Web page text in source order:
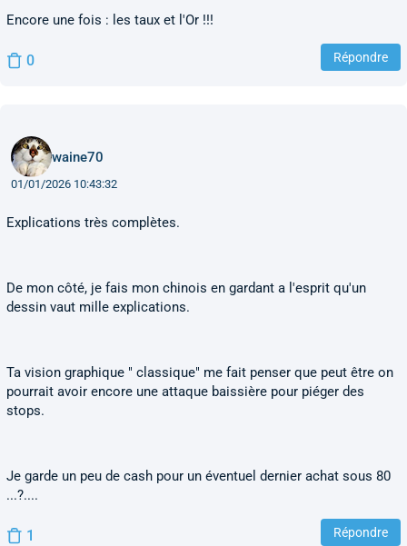
Encore une fois : les taux et l'Or !!!
0 Répondre
waine70
01/01/2026 10:43:32
Explications très complètes.
De mon côté, je fais mon chinois en gardant a l'esprit qu'un
dessin vaut mille explications.
Ta vision graphique " classique" me fait penser que peut être on
pourrait avoir encore une attaque baissière pour piéger des
stops.
Je garde un peu de cash pour un éventuel dernier achat sous 80
...?....
1 Répondre